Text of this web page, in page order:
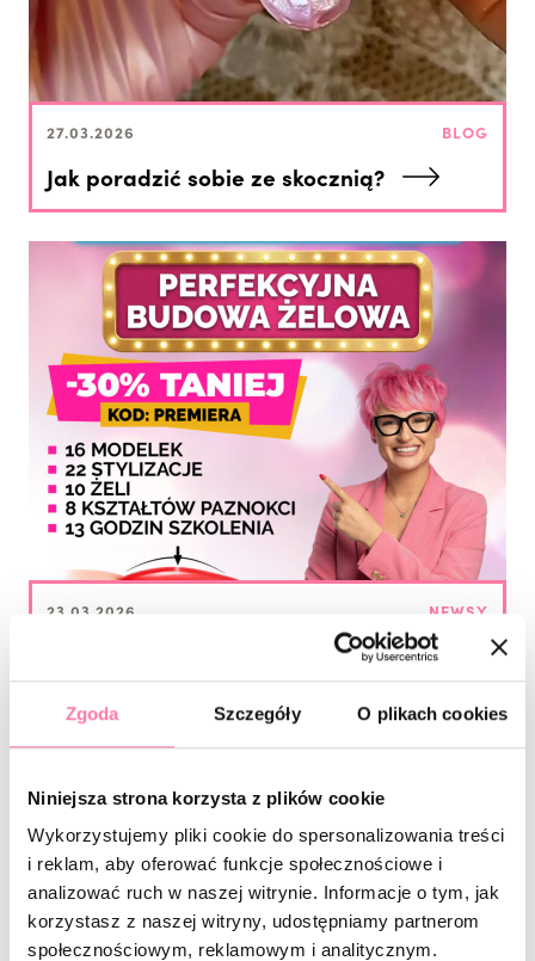
Zgoda Szczegóły O plikach cookies
Niniejsza strona korzysta z plików cookie
Wykorzystujemy pliki cookie do spersonalizowania treści
i reklam, aby oferować funkcje społecznościowe i
analizować ruch w naszej witrynie. Informacje o tym, jak
korzystasz z naszej witryny, udostępniamy partnerom
społecznościowym, reklamowym i analitycznym.
27.03.2026 BLOG
Jak poradzić sobie ze skocznią?
23.03.2026 NEWSY
Premiera nowego kursu z budowy
żelowej!